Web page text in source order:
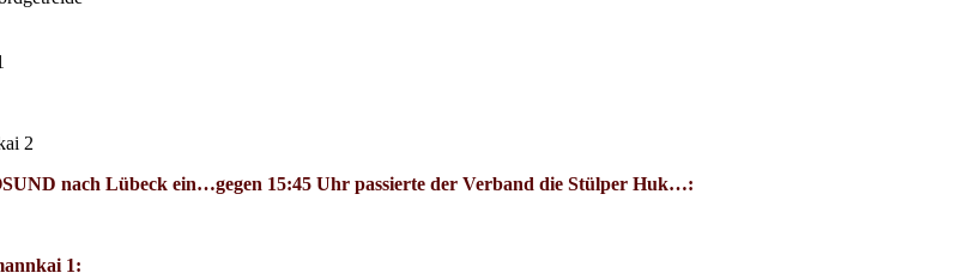
2
nach Lübeck ein…gegen 15:45 Uhr passierte der Verband die Stülper Huk…:
1: